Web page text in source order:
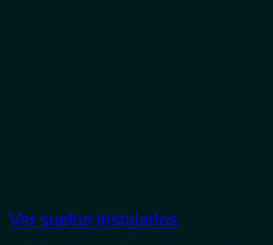
Ver suelos instalados